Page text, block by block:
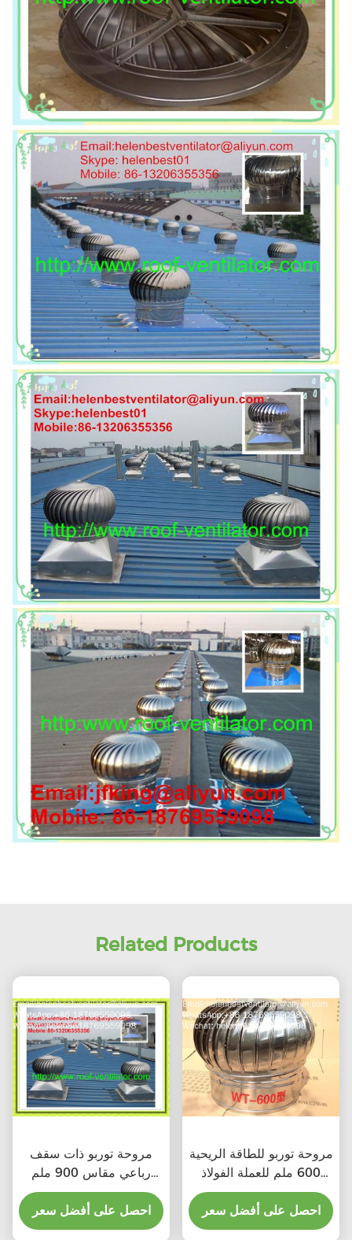
Related Products
مروحة توربو ذات سقف
رباعي مقاس 900 ملم
للصلب المقاوم للصدأ
احصل على أفضل سعر
مروحة توربو للطاقة الريحية
600 ملم للعملة الفولاذ
المقاوم للصدأ
احصل على أفضل سعر